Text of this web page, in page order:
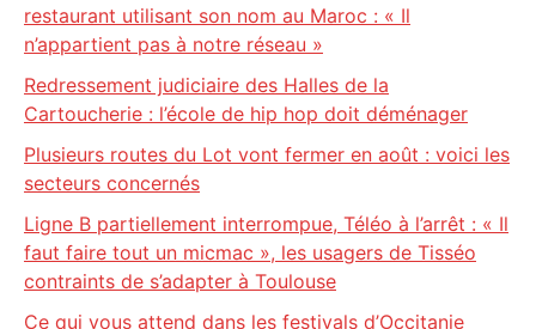
restaurant utilisant son nom au Maroc : « Il
n’appartient pas à notre réseau »
Redressement judiciaire des Halles de la
Cartoucherie : l’école de hip hop doit déménager
Plusieurs routes du Lot vont fermer en août : voici les
secteurs concernés
Ligne B partiellement interrompue, Téléo à l’arrêt : « Il
faut faire tout un micmac », les usagers de Tisséo
contraints de s’adapter à Toulouse
Ce qui vous attend dans les festivals d’Occitanie